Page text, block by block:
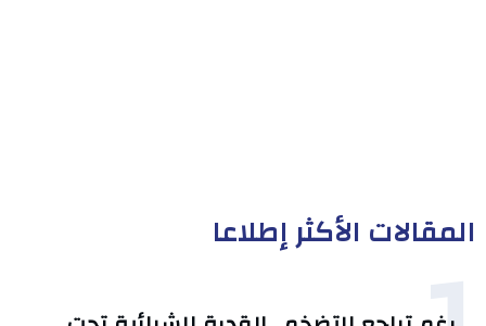
المقالات الأكثر إطلاعا